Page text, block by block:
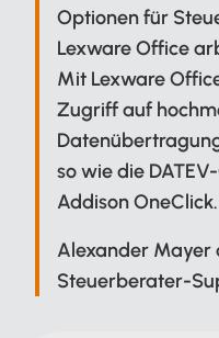
Optionen für
Lexware Office
Mit Lexware
Zugriff auf
so wie die
Addison OneClick.
Alexander Mayer
Steuerberater-